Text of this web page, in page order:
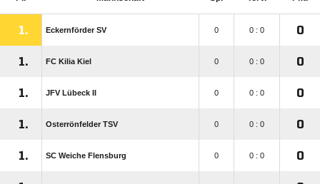
1. Eckernförder SV 0 0 : 0 0
1. FC Kilia Kiel 0 0 : 0 0
1. JFV Lübeck II 0 0 : 0 0
1. Osterrönfelder TSV 0 0 : 0 0
1. SC Weiche Flensburg 0 0 : 0 0